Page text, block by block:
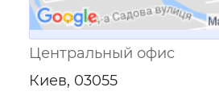
Центральный офис
Киев, 03055